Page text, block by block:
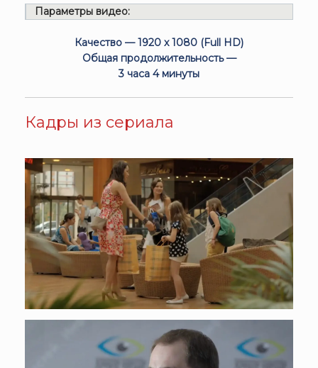
Параметры видео:
Качество — 1920 x 1080 (Full HD)
Общая продолжительность —
3 часа 4 минуты
Кадры из сериала